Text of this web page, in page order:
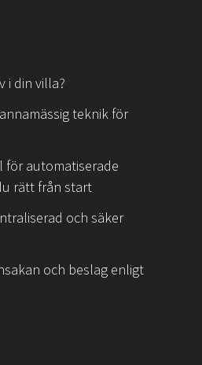
i din villa?
teknik för
för automatiserade
rätt från start
och säker
och beslag enligt